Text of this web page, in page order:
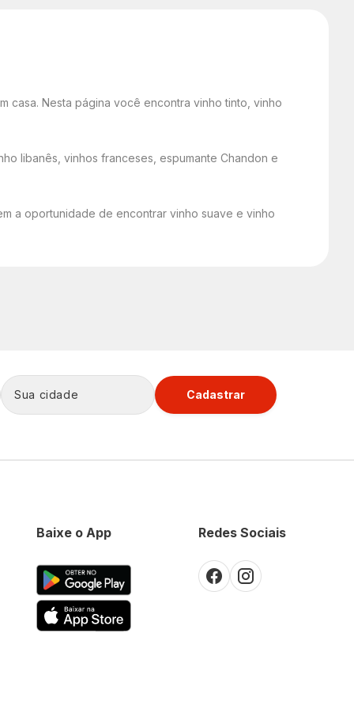
casa. Nesta página você encontra vinho tinto, vinho
libanês, vinhos franceses, espumante Chandon e
a oportunidade de encontrar vinho suave e vinho
Cadastrar
Redes Sociais
Baixe o App